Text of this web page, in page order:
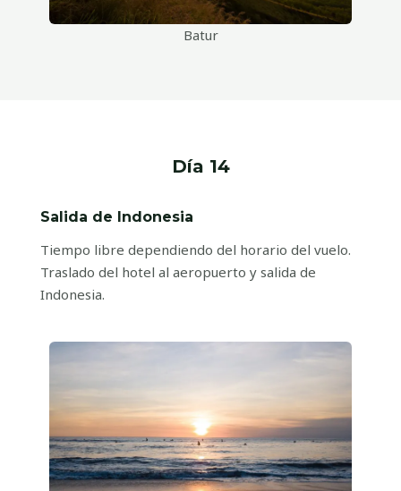
Batur
Día 14
Salida de Indonesia
Tiempo libre dependiendo del horario del vuelo.
Traslado del hotel al aeropuerto y salida de
Indonesia.